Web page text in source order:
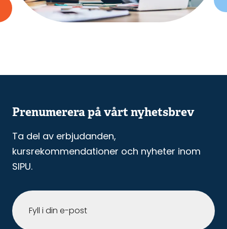
Prenumerera på vårt nyhetsbrev
Ta del av erbjudanden,
kursrekommendationer och nyheter inom
SIPU.